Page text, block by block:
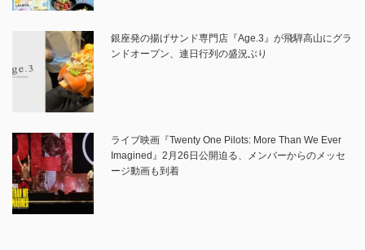
銀座発の揚げサンド専門店『Age.3』が飛騨高山にグラ
ンドオープン、連日行列の盛況ぶり
ライブ映画『Twenty One Pilots: More Than We Ever
Imagined』2月26日公開迫る、メンバーからのメッセ
ージ動画も到着